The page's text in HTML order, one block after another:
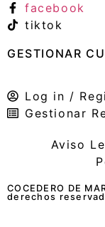
facebook
tiktok
GESTIONAR
Log in /
Gestionar
Aviso
COCEDERO DE
derechos